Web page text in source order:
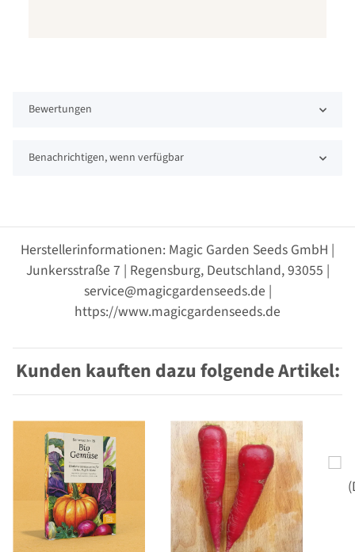
Bewertungen
Benachrichtigen, wenn verfügbar
Herstellerinformationen: Magic Garden Seeds GmbH |
Junkersstraße 7 | Regensburg, Deutschland, 93055 |
service@magicgardenseeds.de |
https://www.magicgardenseeds.de
Kunden kauften dazu folgende Artikel: